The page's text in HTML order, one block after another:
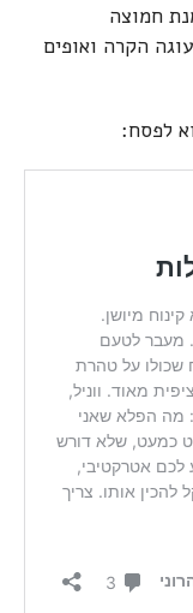
: 2 מיכלי שמנת חמוצה
הקרה ואופים
לפסח: